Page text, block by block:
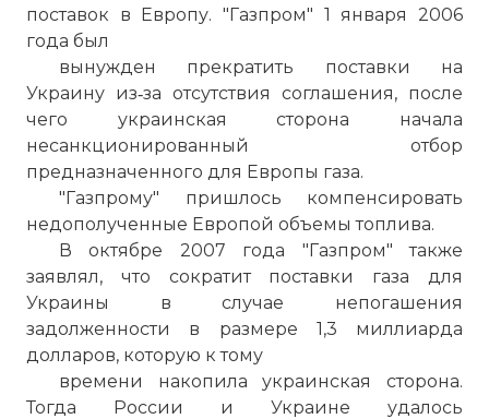
поставок в Европу. "Газпром" 1 января 2006
года был
вынужден прекратить поставки на
Украину из‑за отсутствия соглашения, после
чего украинская сторона начала
несанкционированный отбор
предназначенного для Европы газа.
"Газпрому" пришлось компенсировать
недополученные Европой объемы топлива.
В октябре 2007 года "Газпром" также
заявлял, что сократит поставки газа для
Украины в случае непогашения
задолженности в размере 1,3 миллиарда
долларов, которую к тому
времени накопила украинская сторона.
Тогда России и Украине удалось